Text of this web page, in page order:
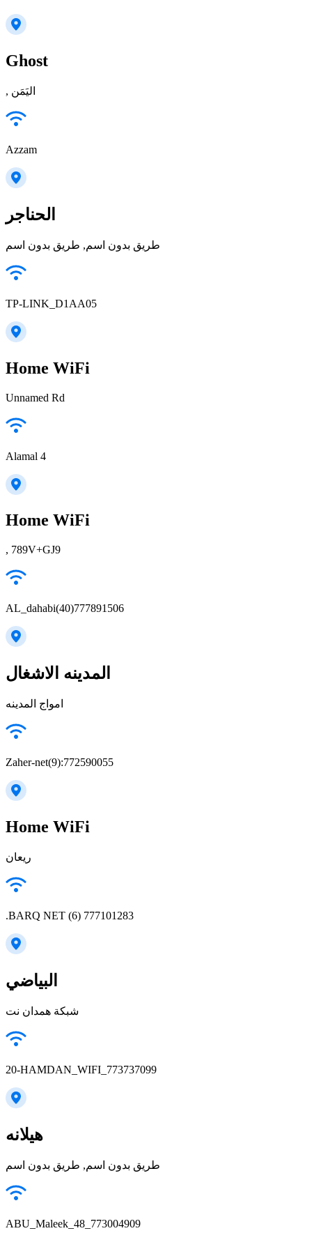
Ghost
, اليَمَن
Azzam
الحناجر
طريق بدون اسم, طريق بدون اسم
TP-LINK_D1AA05
Home WiFi
Unnamed Rd
Alamal 4
Home WiFi
, 789V+GJ9
AL_dahabi(40)777891506
المدينه الاشغال
امواج المدينه
Zaher-net(9):772590055
Home WiFi
ريعان
.BARQ NET (6) 777101283
البياضي
شبكة همدان نت
20-HAMDAN_WIFI_773737099
هيلانه
طريق بدون اسم, طريق بدون اسم
ABU_Maleek_48_773004909